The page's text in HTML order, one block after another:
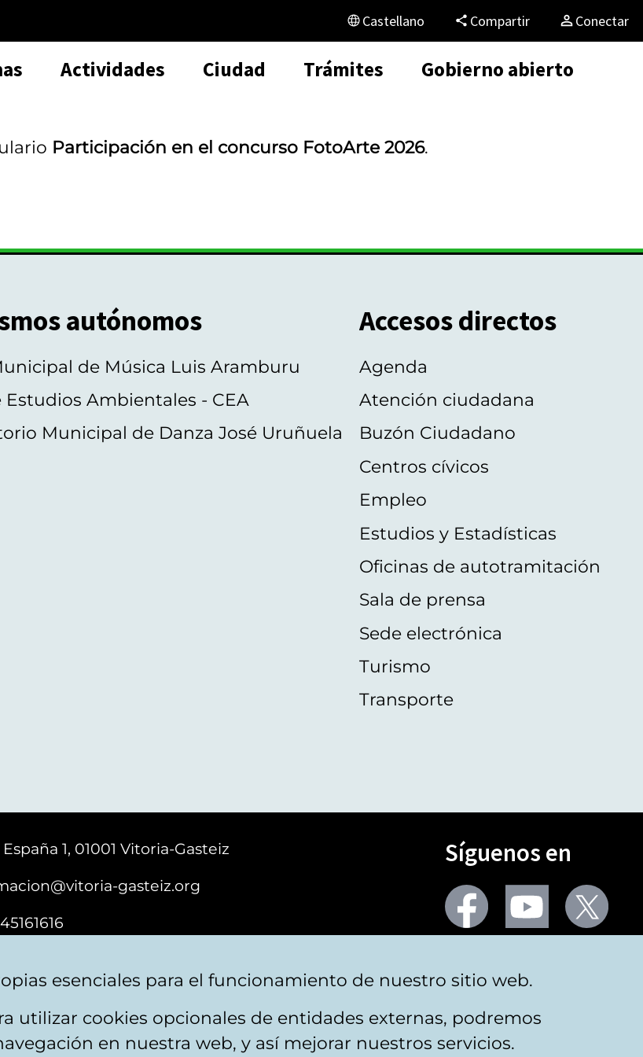
Castellano Compartir Conectar
Actividades Ciudad Trámites Gobierno abierto
Participación en el concurso FotoArte 2026.
autónomos
de Música Luis Aramburu
Estudios Ambientales - CEA
Municipal de Danza José Uruñuela
Accesos directos
Agenda
Atención ciudadana
Buzón Ciudadano
Centros cívicos
Empleo
Estudios y Estadísticas
Oficinas de autotramitación
Sala de prensa
Sede electrónica
Turismo
Transporte
España 1, 01001 Vitoria-Gasteiz
gasteiz.org
Síguenos en
Seguir
en
facebook
Seguir
en
youtubeX
Accesibilidad Contacto
esenciales para el funcionamiento de nuestro sitio web.
utilizar cookies opcionales de entidades externas, podremos
en nuestra web, y así mejorar nuestros servicios.